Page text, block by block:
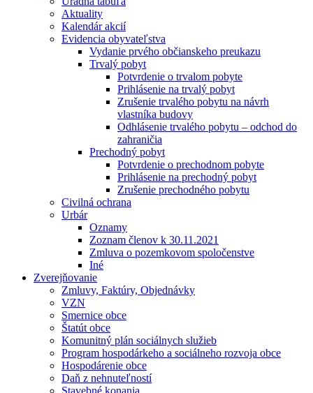
Aktuality
Kalendár akcií
Evidencia obyvateľstva
Vydanie prvého občianskeho preukazu
Trvalý pobyt
Potvrdenie o trvalom pobyte
Prihlásenie na trvalý pobyt
Zrušenie trvalého pobytu na návrh
vlastníka budovy
Odhlásenie trvalého pobytu – odchod do
zahraničia
Prechodný pobyt
Potvrdenie o prechodnom pobyte
Prihlásenie na prechodný pobyt
Zrušenie prechodného pobytu
Civilná ochrana
Urbár
Oznamy
Zoznam členov k 30.11.2021
Zmluva o pozemkovom spoločenstve
Iné
Zverejňovanie
Zmluvy, Faktúry, Objednávky
VZN
Smernice obce
Štatút obce
Komunitný plán sociálnych služieb
Program hospodárkeho a sociálneho rozvoja obce
Hospodárenie obce
Daň z nehnuteľností
Stavebné konania